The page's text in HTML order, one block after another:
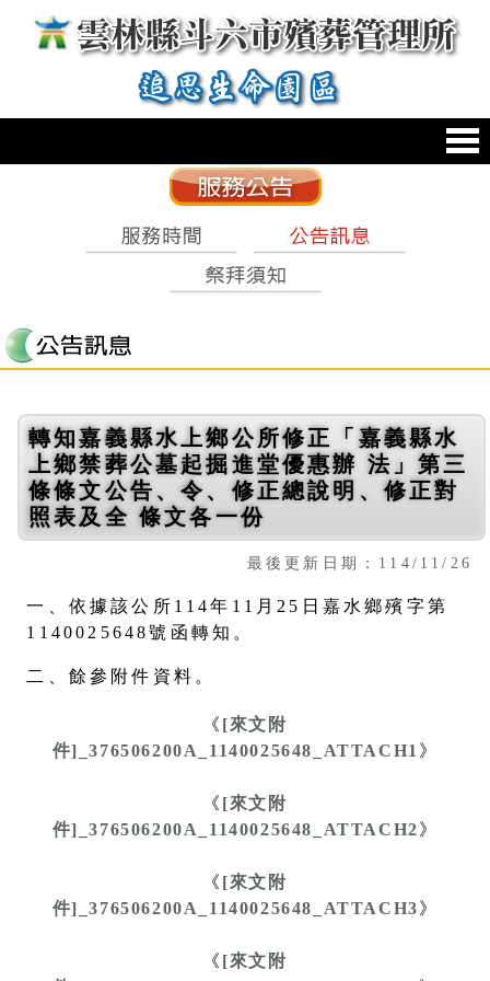
跳到主要內容區塊
轉知嘉義縣水上鄉公所修正「嘉義縣水
上鄉禁葬公墓起掘進堂優惠辦 法」第三
條條文公告、令、修正總說明、修正對
照表及全 條文各一份
最後更新日期：114/11/26
一、依據該公所114年11月25日嘉水鄉殯字第
1140025648號函轉知。
二、餘參附件資料。
《 [來文附
件]_376506200A_1140025648_ATTACH1 》
《 [來文附
件]_376506200A_1140025648_ATTACH2》
《 [來文附
件]_376506200A_1140025648_ATTACH3》
《 [來文附